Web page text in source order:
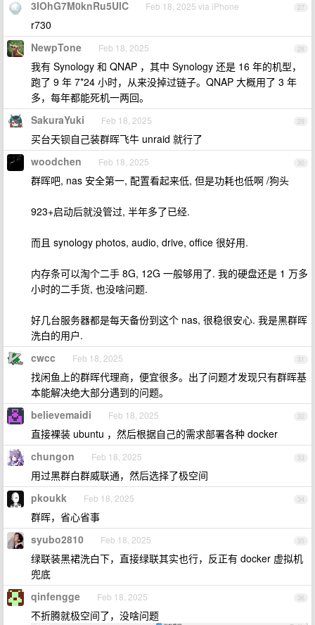
27
3IOhG7M0knRu5UlC Feb 18, 2025 via iPhone
r730
28
NewpTone Feb 18, 2025
我有 Synology 和 QNAP ，其中 Synology 还是 16 年的机型，
跑了 9 年 7*24 小时，从来没掉过链子。QNAP 大概用了 3 年
多，每年都能死机一两回。
29
SakuraYuki Feb 18, 2025
买台天钡自己装群晖飞牛 unraid 就行了
30
woodchen Feb 18, 2025
群晖吧, nas 安全第一, 配置看起来低, 但是功耗也低啊 /狗头
923+启动后就没管过, 半年多了已经.
而且 synology photos, audio, drive, office 很好用.
内存条可以淘个二手 8G, 12G 一般够用了. 我的硬盘还是 1 万多
小时的二手货, 也没啥问题.
好几台服务器都是每天备份到这个 nas, 很稳很安心. 我是黑群晖
洗白的用户.
31
cwcc Feb 18, 2025
找闲鱼上的群晖代理商，便宜很多。出了问题才发现只有群晖基
本能解决绝大部分遇到的问题。
32
believemaidi Feb 18, 2025
直接裸装 ubuntu ，然后根据自己的需求部署各种 docker
33
chungon Feb 18, 2025
用过黑群白群威联通，然后选择了极空间
34
pkoukk Feb 18, 2025
群晖，省心省事
35
syubo2810 Feb 18, 2025
绿联装黑裙洗白下，直接绿联其实也行，反正有 docker 虚拟机
兜底
36
qinfengge Feb 18, 2025
不折腾就极空间了，没啥问题